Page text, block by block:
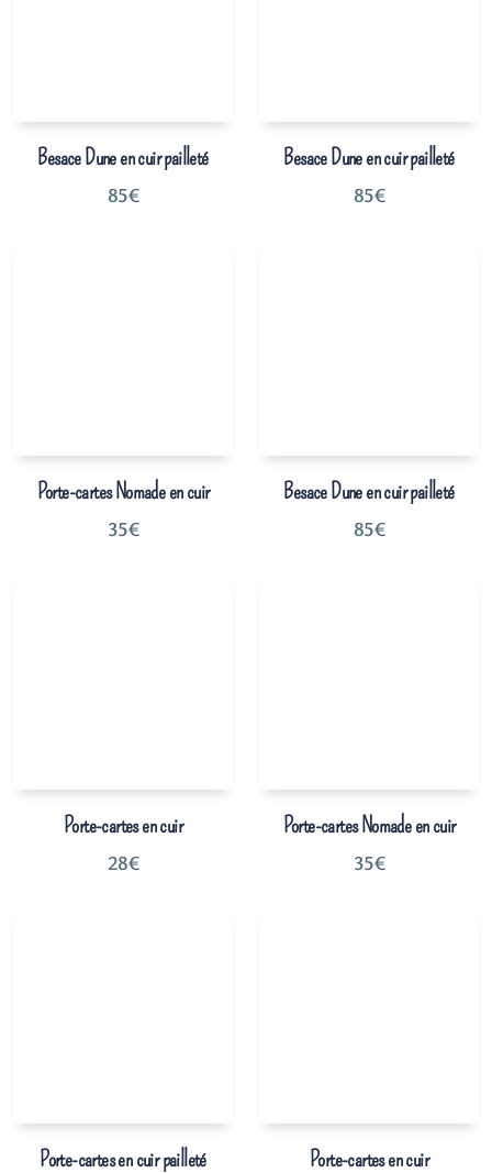
Besace Dune en cuir pailleté
85€
Besace Dune en cuir pailleté
85€
Porte-cartes Nomade en cuir
35€
Besace Dune en cuir pailleté
85€
Porte-cartes en cuir
28€
Porte-cartes Nomade en cuir
35€
Porte-cartes en cuir pailleté Porte-cartes en cuir